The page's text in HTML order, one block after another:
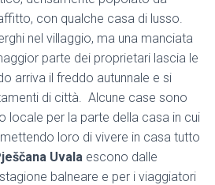
con qualche casa di lusso.
nel villaggio, ma una manciata
parte dei proprietari lascia le
arriva il freddo autunnale e si
di città. Alcune case sono
locale per la parte della casa in cui
loro di vivere in casa tutto
Uvala escono dalle
balneare e per i viaggiatori